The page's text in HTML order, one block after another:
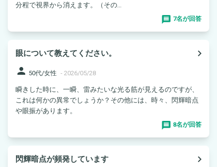
分程で視界から消えます。（その...
7名が回答
眼について教えてください。
navigate_next
person 50代/女性 - 2026/05/28
瞬きした時に、一瞬、雷みたいな光る筋が見えるのですが、
これは何かの異常でしょうか？その他には、時々、閃輝暗点
や眼振があります。
8名が回答
閃輝暗点が頻発しています
navigate_next